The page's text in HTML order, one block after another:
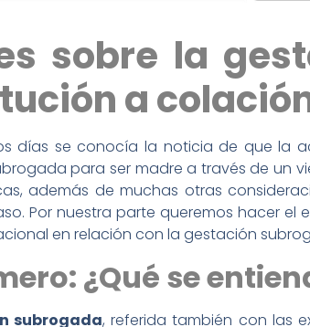
sobre la
a
días se conocía la noticia de que la
para ser madre a través de un
además de muchas otras
Por nuestra parte queremos hacer
en relación con la gestación
¿Qué se
subrogada, referida también con las